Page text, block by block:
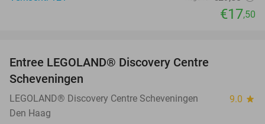
€17,50
Entree LEGOLAND® Discovery Centre
Scheveningen
LEGOLAND® Discovery Centre Scheveningen 9.0 star
Den Haag